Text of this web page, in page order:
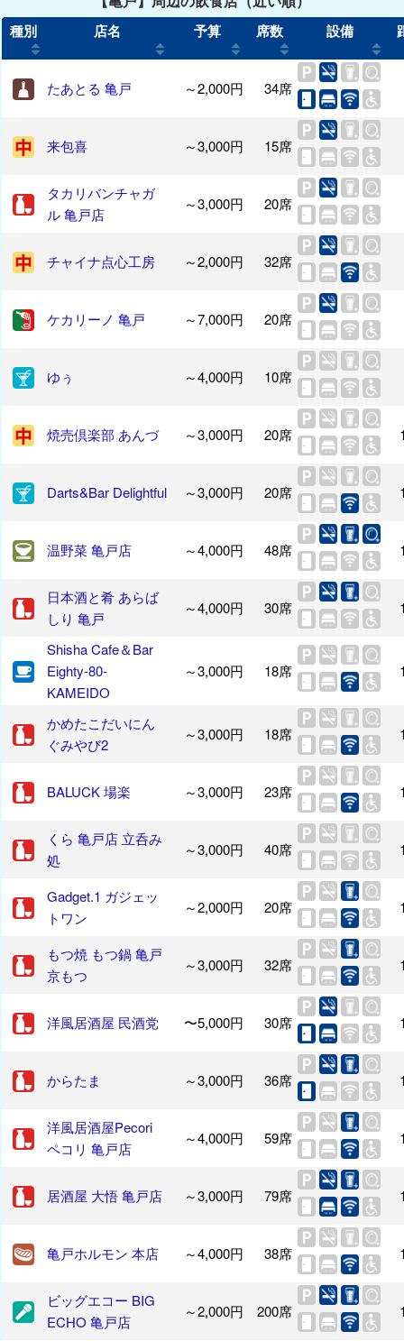
種別 店名 予算 席数 設備
たあとる 亀戸 ～2,000円 34席
来包喜 ～3,000円 15席
タカリバンチャガ
ル 亀戸店
～3,000円 20席
チャイナ点心工房 ～2,000円 32席
ケカリーノ 亀戸 ～7,000円 20席
ゆぅ ～4,000円 10席
焼売倶楽部 あんづ ～3,000円 20席
Darts&Bar Delightful ～3,000円 20席
温野菜 亀戸店 ～4,000円 48席
日本酒と肴 あらば
しり 亀戸
～4,000円 30席
Shisha Cafe＆Bar
Eighty-80‐
KAMEIDO
～3,000円 18席
かめたこだいにん
ぐみやび2
～3,000円 18席
BALUCK 場楽 ～3,000円 23席
くら 亀戸店 立呑み
処
～3,000円 40席
Gadget.1 ガジェッ
トワン
～2,000円 20席
もつ焼 もつ鍋 亀戸
京もつ
～3,000円 32席
洋風居酒屋 民酒党 〜5,000円 30席
からたま ～3,000円 36席
洋風居酒屋Pecori
ペコリ 亀戸店
～4,000円 59席
居酒屋 大悟 亀戸店 ～3,000円 79席
亀戸ホルモン 本店 ～4,000円 38席
ビッグエコー BIG
ECHO 亀戸店
～2,000円 200席